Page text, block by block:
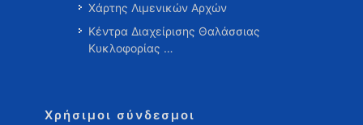
Χάρτης Λιμενικών Αρχών
Κέντρα Διαχείρισης Θαλάσσιας
Κυκλοφορίας …
Χρήσιμοι σύνδεσμοι